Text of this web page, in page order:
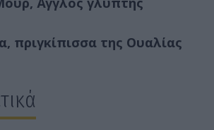
πριγκίπισσα της Ουαλίας